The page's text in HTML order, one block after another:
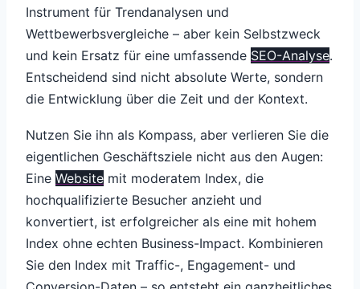
Instrument für Trendanalysen und
Wettbewerbsvergleiche – aber kein Selbstzweck
und kein Ersatz für eine umfassende SEO-Analyse.
Entscheidend sind nicht absolute Werte, sondern
die Entwicklung über die Zeit und der Kontext.
Nutzen Sie ihn als Kompass, aber verlieren Sie die
eigentlichen Geschäftsziele nicht aus den Augen:
Eine Website mit moderatem Index, die
hochqualifizierte Besucher anzieht und
konvertiert, ist erfolgreicher als eine mit hohem
Index ohne echten Business-Impact. Kombinieren
Sie den Index mit Traffic-, Engagement- und